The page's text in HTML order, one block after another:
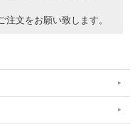
文をお願い致します。